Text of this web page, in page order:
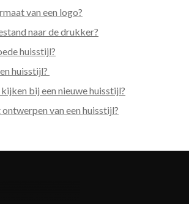
van een logo?
naar de drukker?
huisstijl?
huisstijl?
bij een nieuwe huisstijl?
van een huisstijl?